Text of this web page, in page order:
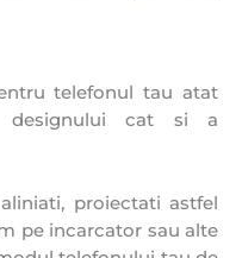
telefonul tau atat
cat si a
proiectati astfel
pe incarcator sau alte